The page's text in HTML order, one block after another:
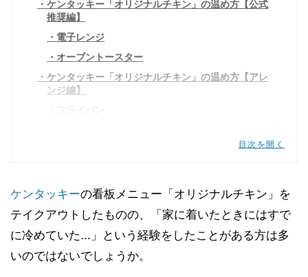
ケンタッキー「オリジナルチキン」の温め方【公式
推奨編】
電子レンジ
オーブントースター
ケンタッキー「オリジナルチキン」の温め方【アレ
ンジ編】
ケンタッキー「オリジナルチキン」の温め方でおす
すめはどれ?
カリカリ食感を楽しみたいならフライパンか魚焼
きグリル
目次を開く
ケンタッキーの看板メニュー「オリジナルチキン」を
テイクアウトしたものの、「家に着いたときにはすで
に冷めていた...」という経験をしたことがある方は多
いのではないでしょうか。